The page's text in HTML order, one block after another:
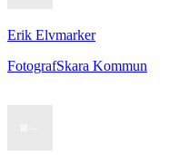
Erik Elvmarker
FotografSkara Kommun